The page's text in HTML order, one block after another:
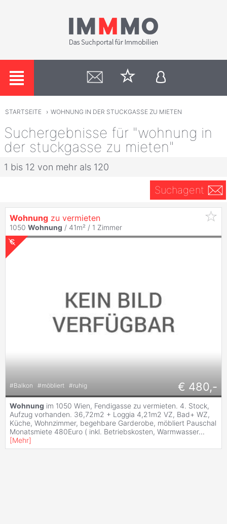
STARTSEITE › WOHNUNG IN DER STUCKGASSE ZU MIETEN
Suchergebnisse für "wohnung in
der stuckgasse zu mieten"
1 bis 12 von mehr als 120
Suchagent
Wohnung zu vermieten
1050 Wohnung / 41m² / 1 Zimmer
#Balkon #möbliert #ruhig € 480,-
Wohnung im 1050 Wien, Fendigasse zu vermieten. 4. Stock,
Aufzug vorhanden. 36,72m2 + Loggia 4,21m2 VZ, Bad+ WZ,
Küche, Wohnzimmer, begehbare Garderobe, möbliert Pauschal
Monatsmiete 480Euro ( inkl. Betriebskosten, Warmwasser...
[Mehr]